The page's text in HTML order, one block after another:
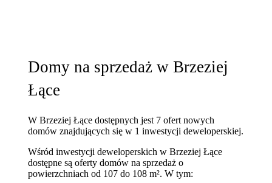
Domy na sprzedaż w Brzeziej
Łące
W Brzeziej Łące dostępnych jest 7 ofert nowych
domów znajdujących się w 1 inwestycji deweloperskiej.
Wśród inwestycji deweloperskich w Brzeziej Łące
dostępne są oferty domów na sprzedaż o
powierzchniach od 107 do 108 m². W tym: